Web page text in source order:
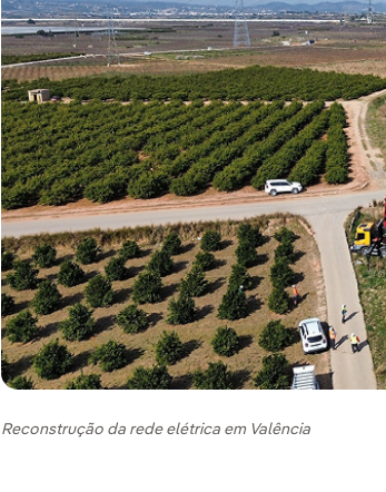
Reconstrução da rede elétrica em Valência